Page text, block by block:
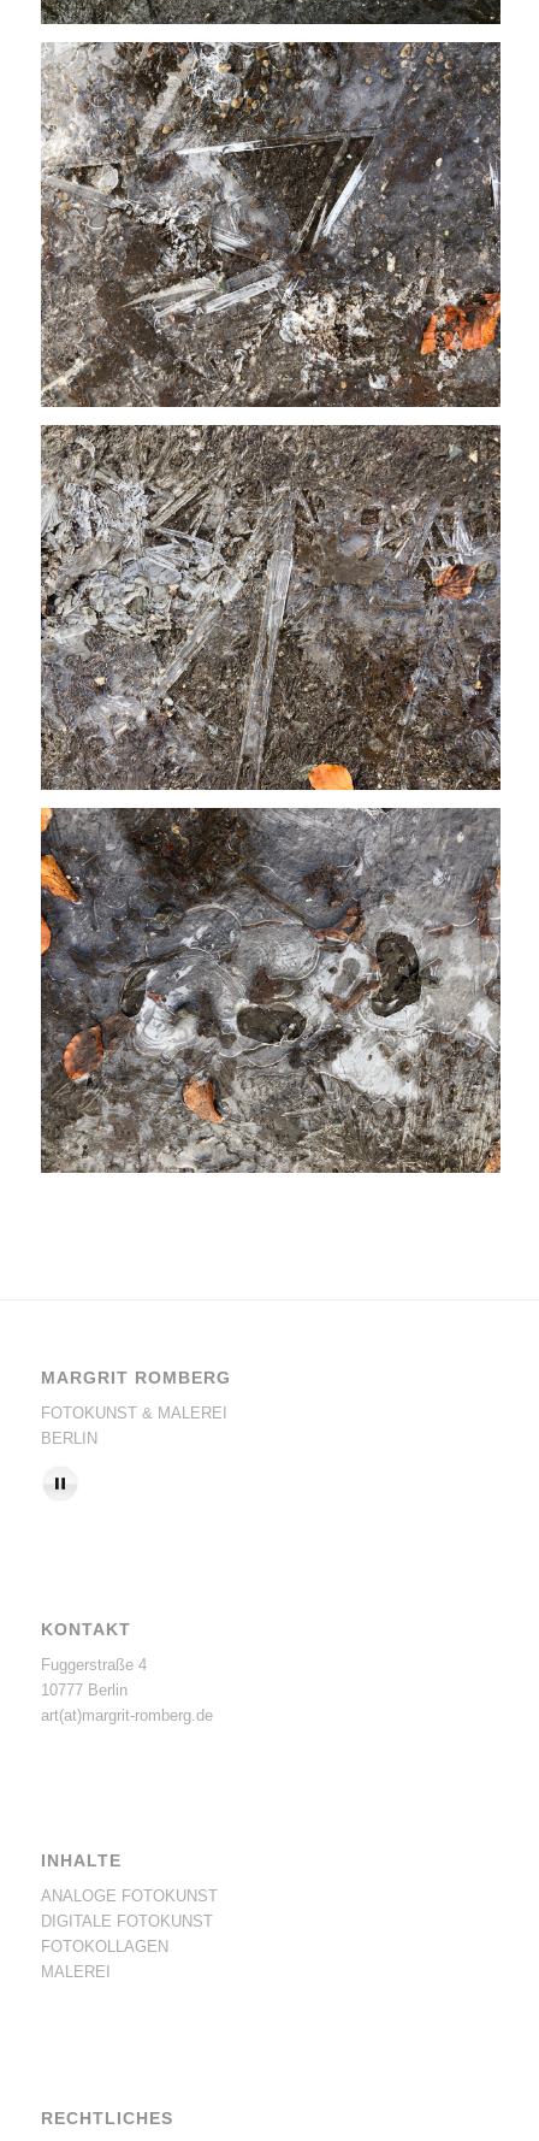
MARGRIT ROMBERG
FOTOKUNST & MALEREI
BERLIN
KONTAKT
Fuggerstraße 4
10777 Berlin
art(at)margrit-romberg.de
INHALTE
ANALOGE FOTOKUNST
DIGITALE FOTOKUNST
FOTOKOLLAGEN
MALEREI
RECHTLICHES